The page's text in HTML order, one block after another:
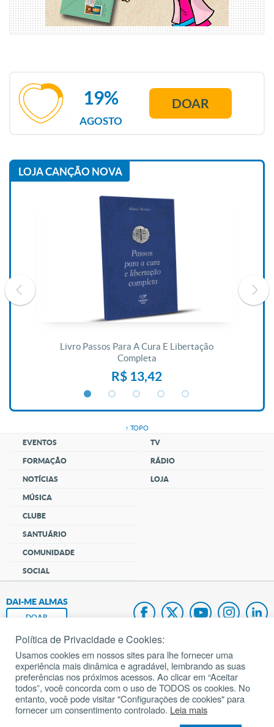
AGOSTO
19% DOAR
LOJA CANÇÃO NOVA
Livro Passos Para A Cura E Libertação
Completa
R$ 13,42
↑ TOPO
EVENTOS
FORMAÇÃO
NOTÍCIAS
MÚSICA
CLUBE
SANTUÁRIO
COMUNIDADE
SOCIAL
TV
RÁDIO
LOJA
DAI-ME ALMAS
DOAR
Fundação João Paulo II
Pedido de Oração
Mapa do site
Política de Privacidade e Cookies:
Usamos cookies em nossos sites para lhe fornecer uma
experiência mais dinâmica e agradável, lembrando as suas
preferências nos próximos acessos. Ao clicar em “Aceitar
todos”, você concorda com o uso de TODOS os cookies. No
entanto, você pode visitar "Configurações de cookies" para
fornecer um consentimento controlado. Leia mais